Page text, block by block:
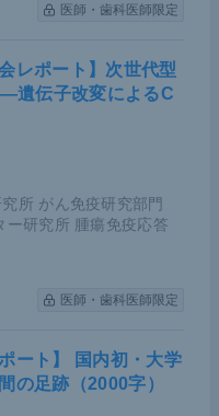
医師・歯科医師限定
レポート】次世代型
遺伝子改変によるC
所 がん免疫研究部門
ー研究所 腫瘍免疫応答
医師・歯科医師限定
ート】 国内初・大学
の足跡（2000字）